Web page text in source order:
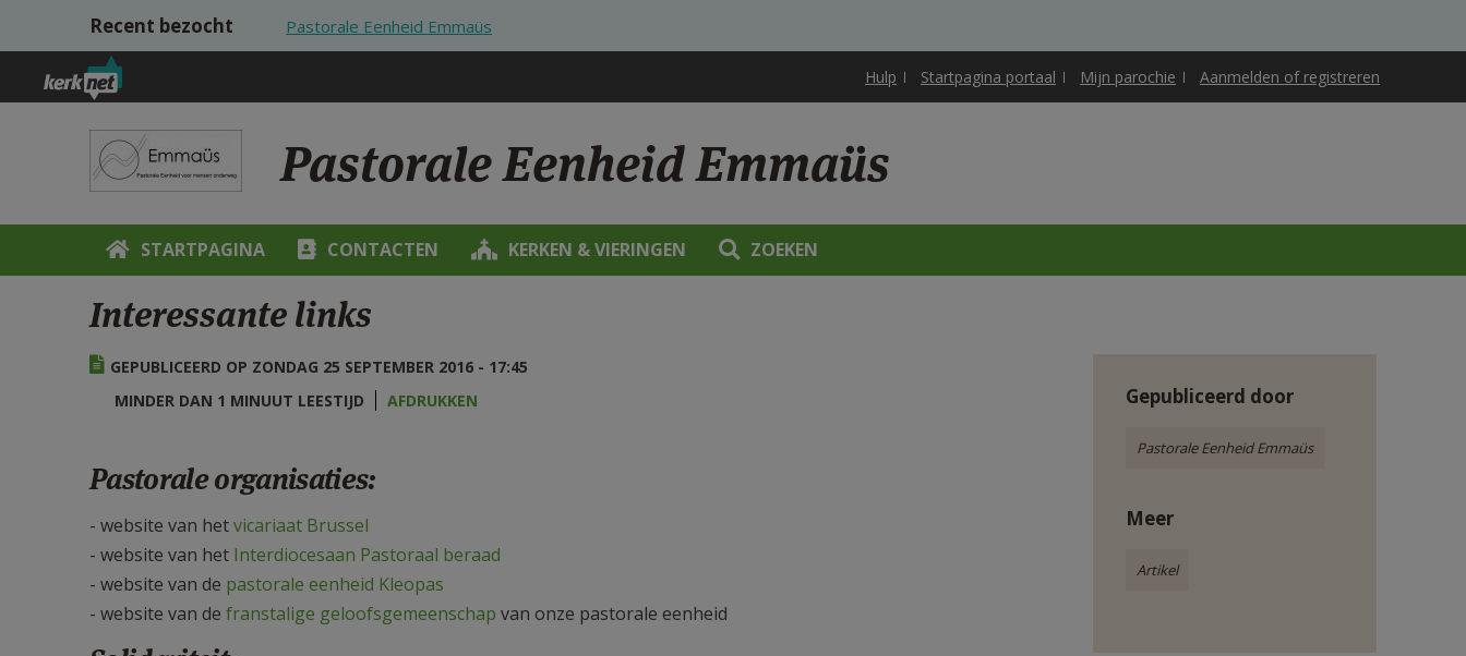
Overslaan en naar de inhoud gaan
Recent bezocht Pastorale Eenheid Emmaüs
Hulp Startpagina portaal Mijn parochie Aanmelden of registreren
Pastorale Eenheid Emmaüs
STARTPAGINA CONTACTEN KERKEN & VIERINGEN ZOEKEN
Interessante links
GEPUBLICEERD OP ZONDAG 25 SEPTEMBER 2016 - 17:45
MINDER DAN 1 MINUUT LEESTIJD
AFDRUKKEN
Pastorale organisaties:
- website van hetvicariaat Brussel
- website van het Interdiocesaan Pastoraal beraad
- website van de pastorale eenheid Kleopas
- website van de franstalige geloofsgemeenschap van onze pastorale eenheid
Gepubliceerd door
Pastorale Eenheid Emmaüs
Meer
Artikel